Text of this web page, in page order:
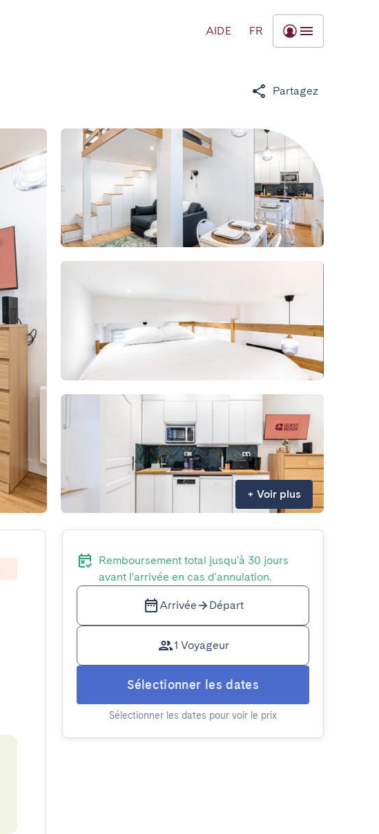
AIDE FR
Partagez
+ Voir plus
Remboursement total jusqu'à 30 jours
avant l'arrivée en cas d'annulation.
Arrivée Départ
1 Voyageur
Sélectionner les dates
Sélectionner les dates pour voir le prix